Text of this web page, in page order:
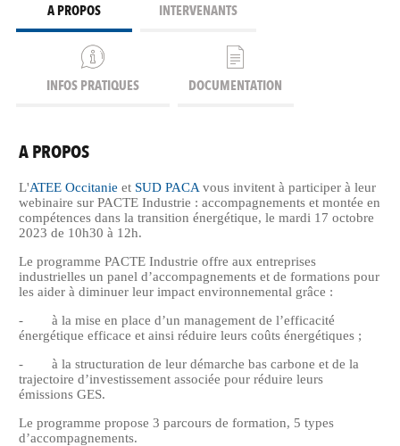
A PROPOS INTERVENANTS
INFOS PRATIQUES DOCUMENTATION
A PROPOS
L'ATEE Occitanieet SUD PACA vous invitent à participer à leur
webinaire sur PACTE Industrie : accompagnements et montée en
compétences dans la transition énergétique, le mardi 17 octobre
2023 de 10h30 à 12h.
Le programme PACTE Industrie offre aux entreprises
industrielles un panel d’accompagnements et de formations pour
les aider à diminuer leur impact environnemental grâce :
- à la mise en place d’un management de l’efficacité
énergétique efficace et ainsi réduire leurs coûts énergétiques ;
- à la structuration de leur démarche bas carbone et de la
trajectoire d’investissement associée pour réduire leurs
émissions GES.
Le programme propose 3 parcours de formation, 5 types
d’accompagnements.